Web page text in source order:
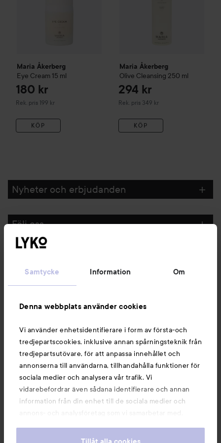
Samtycke Information Om
Denna webbplats använder cookies
Vi använder enhetsidentifierare i form av första-och
tredjepartscookies, inklusive annan spårningsteknik från
tredjepartsutövare, för att anpassa innehållet och
annonserna till användarna, tillhandahålla funktioner för
sociala medier och analysera vår trafik. Vi
vidarebefordrar även sådana identifierare och annan
information från din enhet till de sociala medier och
annons- och analysföretag som vi samarbetar med.
information som du har tillhandahållit eller som de har
Maria Åkerberg
Eye Cream 15 ml
180 kr
Rek. pris 199 kr
Rekommenderat pris 199 kr
KÖP
Maria Åkerberg
Olive Cleansing 250 ml
294 kr
Rek. pris 349 kr
Rekommenderat pris 349 kr
KÖP
Nyheter och erbjudanden
Följ oss
Du kanske också gillar